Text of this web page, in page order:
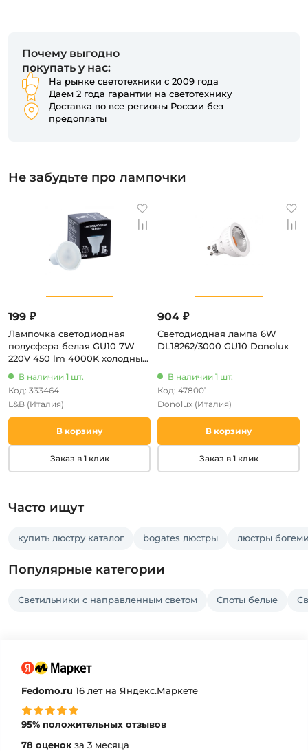
Почему выгодно
покупать у нас:
На рынке светотехники с 2009 года
Даем 2 года гарантии на светотехнику
Доставка во все регионы России без
предоплаты
Не забудьте про лампочки
199 ₽
Лампочка светодиодная
полусфера белая GU10 7W
220V 450 lm 4000K холодный
MR16-4000K_lb
В наличии 1 шт.
Код: 333464
L&B (Италия)
В корзину
Заказ в 1 клик
904 ₽
Светодиодная лампа 6W
DL18262/3000 GU10 Donolux
В наличии 1 шт.
Код: 478001
Donolux (Италия)
В корзину
Заказ в 1 клик
Часто ищут
купить люстру каталог bogates люстры люстры
Популярные категории
Светильники с направленным светом Споты белые
Fedomo.ru 16 лет на Яндекс.Маркете
95% положительных отзывов
78 оценок за 3 месяца